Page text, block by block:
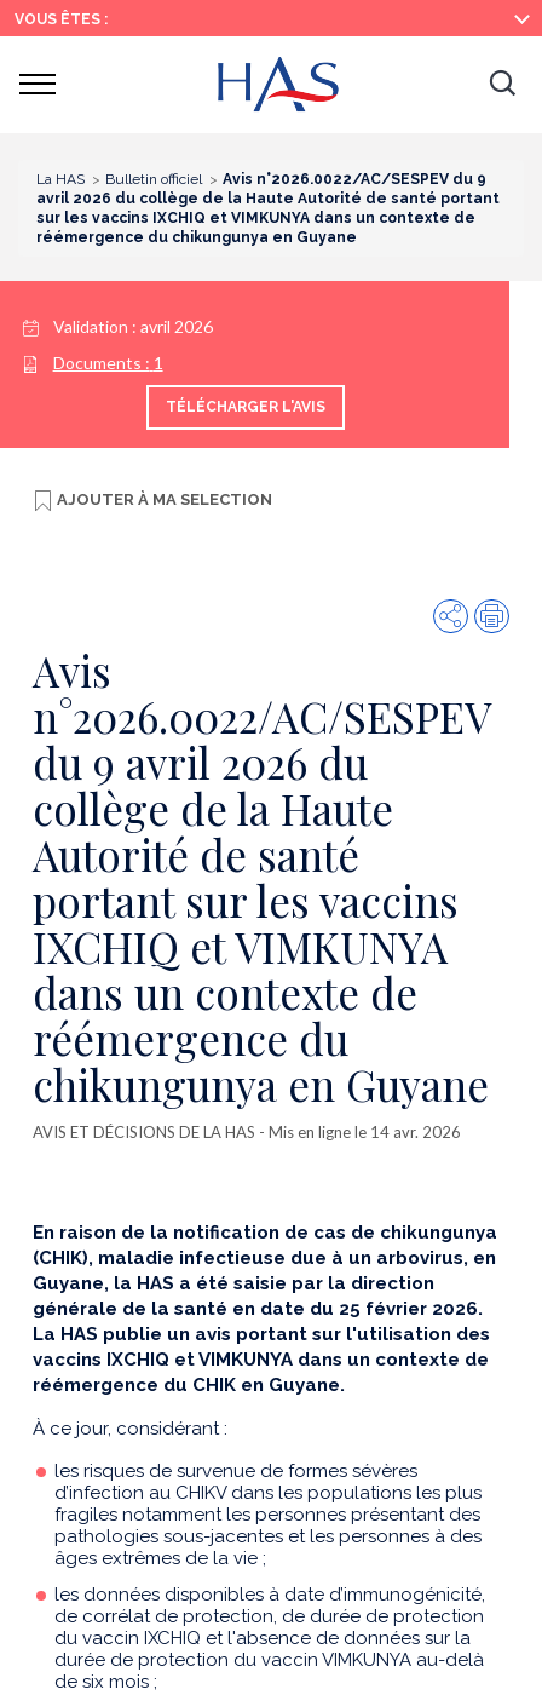
Recherche
Menu
principal
Contenu
principal
VOUS ÊTES :
Ouvrir
La HAS Bulletin officiel
Avis n°2026.0022/AC/SESPEV du 9
avril 2026 du collège de la Haute Autorité de santé portant
sur les vaccins IXCHIQ et VIMKUNYA dans un contexte de
réémergence du chikungunya en Guyane
Validation : avril 2026
Documents : 1
TÉLÉCHARGER L'AVIS
AJOUTER À MA SELECTION
Partager
Avis
n°2026.0022/AC/SESPEV
du 9 avril 2026 du
collège de la Haute
Autorité de santé
portant sur les vaccins
IXCHIQ et VIMKUNYA
dans un contexte de
réémergence du
chikungunya en Guyane
AVIS ET DÉCISIONS DE LA HAS - Mis en ligne le 14 avr. 2026
En raison de la notification de cas de chikungunya
(CHIK), maladie infectieuse due à un arbovirus, en
Guyane, la HAS a été saisie par la direction
générale de la santé en date du 25 février 2026.
La HAS publie un avis portant sur l'utilisation des
vaccins IXCHIQ et VIMKUNYA dans un contexte de
réémergence du CHIK en Guyane.
À ce jour, considérant :
les risques de survenue de formes sévères
d’infection au CHIKV dans les populations les plus
fragiles notamment les personnes présentant des
pathologies sous-jacentes et les personnes à des
âges extrêmes de la vie ;
les données disponibles à date d’immunogénicité,
de corrélat de protection, de durée de protection
du vaccin IXCHIQ et l'absence de données sur la
durée de protection du vaccin VIMKUNYA au-delà
de six mois ;